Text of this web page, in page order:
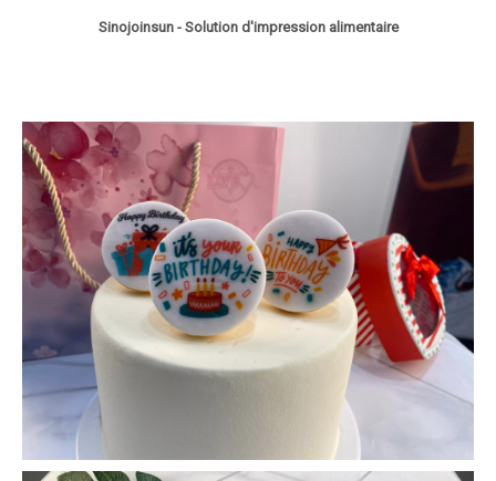
Sinojoinsun - Solution d'impression alimentaire